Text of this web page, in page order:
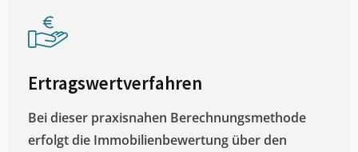
Ertragswertverfahren
Bei dieser praxisnahen Berechnungsmethode
erfolgt die Immobilienbewertung über den